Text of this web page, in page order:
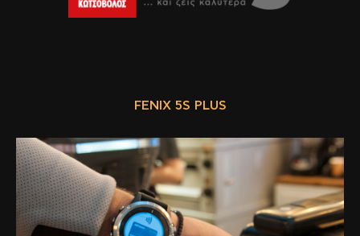
FENIX 5S PLUS